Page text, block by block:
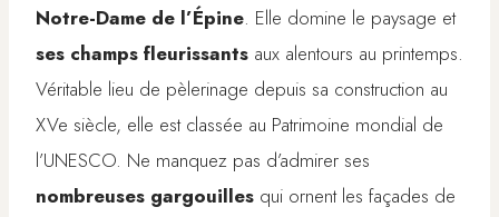
Notre-Dame de l’Épine. Elle domine le paysage et
ses champs fleurissants aux alentours au printemps.
Véritable lieu de pèlerinage depuis sa construction au
XVe siècle, elle est classée au Patrimoine mondial de
l’UNESCO. Ne manquez pas d’admirer ses
nombreuses gargouilles qui ornent les façades de